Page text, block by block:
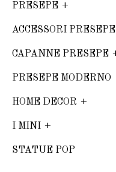
PRESEPE
ACCESSORI PRESEPE
CAPANNE PRESEPE
PRESEPE MODERNO
HOME DECOR
I MINI
STATUE POP